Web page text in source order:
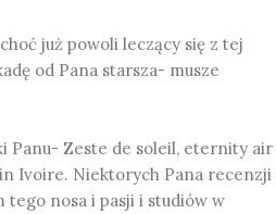
już powoli leczący się z tej
od Pana starsza- musze
Panu- Zeste de soleil, eternity air
Ivoire. Niektorych Pana recenzji
tego nosa i pasji i studiów w